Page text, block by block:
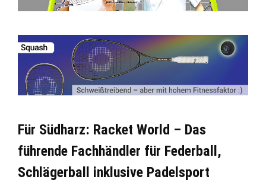
Für Südharz: Racket World – Das
führende Fachhändler für Federball,
Schlägerball inklusive Padelsport